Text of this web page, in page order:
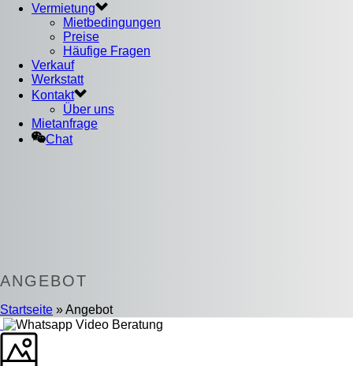
Vermietung
Mietbedingungen
Preise
Häufige Fragen
Verkauf
Werkstatt
Kontakt
Über uns
Mietanfrage
Chat
ANGEBOT
Startseite »Angebot